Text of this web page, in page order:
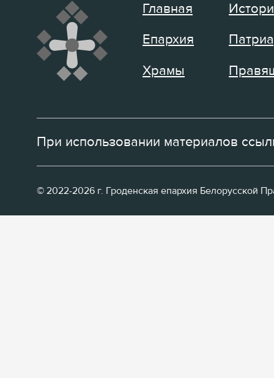
Главная
Епархия
Храмы
При использовании материалов
© 2022-2026 г. Гроденская епархия Белорусской